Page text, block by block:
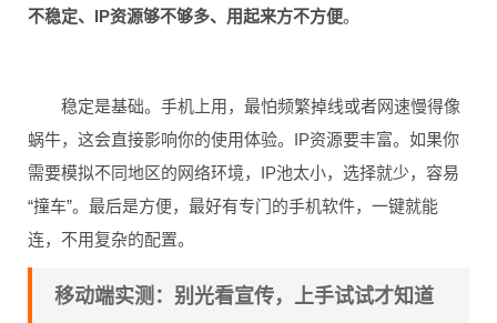
不稳定、IP资源够不够多、用起来方不方便。
稳定是基础。手机上用，最怕频繁掉线或者网速慢得像
蜗牛，这会直接影响你的使用体验。IP资源要丰富。如果你
需要模拟不同地区的网络环境，IP池太小，选择就少，容易
“撞车”。最后是方便，最好有专门的手机软件，一键就能
连，不用复杂的配置。
移动端实测：别光看宣传，上手试试才知道